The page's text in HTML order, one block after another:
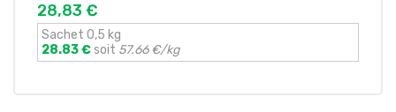
28,83 €
Sachet 0,5 kg
28.83 €soit 57.66 €/kg